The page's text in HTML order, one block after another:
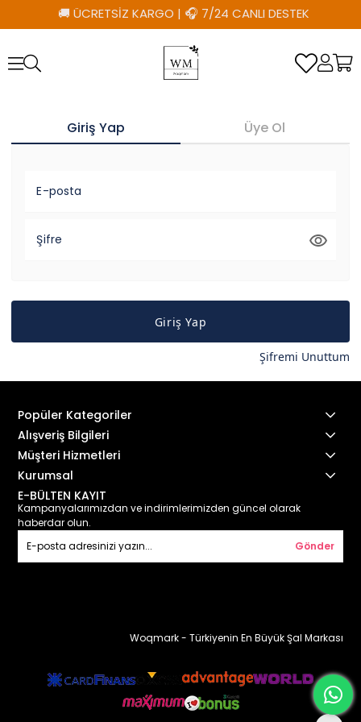
🚚 ÜCRETSİZ KARGO | 🎧 7/24 CANLI DESTEK
Giriş Yap Üye Ol
E-posta
Şifre
Giriş Yap
Şifremi Unuttum
Popüler Kategoriler
Alışveriş Bilgileri
Müşteri Hizmetleri
Kurumsal
E-BÜLTEN KAYIT
Kampanyalarımızdan ve indirimlerimizden güncel olarak
haberdar olun.
Gönder
Woqmark - Türkiyenin En Büyük Şal Markası